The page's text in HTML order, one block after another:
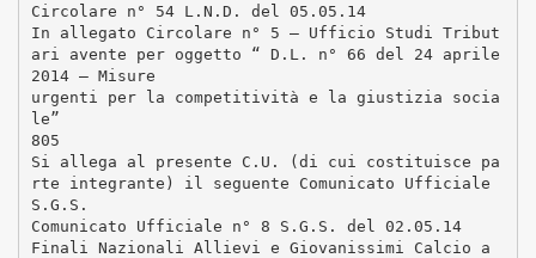
Circolare n° 54 L.N.D. del 05.05.14
In allegato Circolare n° 5 – Ufficio Studi Tribut
ari avente per oggetto “ D.L. n° 66 del 24 aprile
2014 – Misure
urgenti per la competitività e la giustizia socia
le”
805
Si allega al presente C.U. (di cui costituisce pa
rte integrante) il seguente Comunicato Ufficiale
S.G.S.
Comunicato Ufficiale n° 8 S.G.S. del 02.05.14
Finali Nazionali Allievi e Giovanissimi Calcio a